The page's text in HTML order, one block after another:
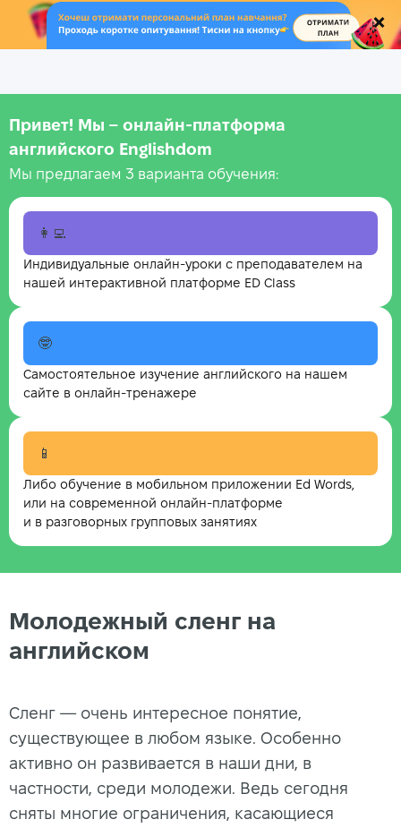
.
Привет! Мы – онлайн‑платформа
английского Englishdom
Мы предлагаем 3 варианта обучения:
👩‍💻
Индивидуальные онлайн-уроки с преподавателем на
нашей интерактивной платформе ED Class
🤓
Самостоятельное изучение английского на нашем
сайте в онлайн-тренажере
📱
Либо обучение в мобильном приложении Ed Words,
или на современной онлайн-платформе
и в разговорных групповых занятиях
Молодежный сленг на
английском
Сленг — очень интересное понятие,
существующее в любом языке. Особенно
активно он развивается в наши дни, в
частности, среди молодежи. Ведь сегодня
сняты многие ограничения, касающиеся